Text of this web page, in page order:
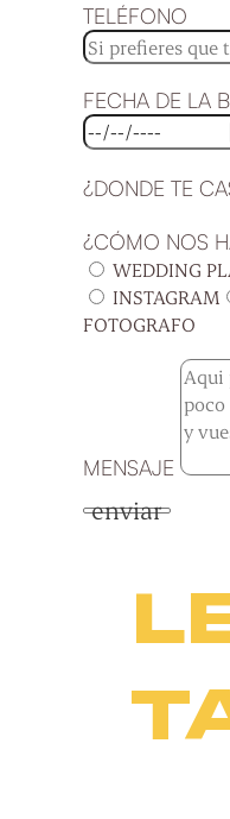
TELÉFONO
FECHA DE LA
¿DONDE TE
¿CÓMO NOS
WEDDING
INSTAGRAM
FOTOGRAFO
MENSAJE
enviar